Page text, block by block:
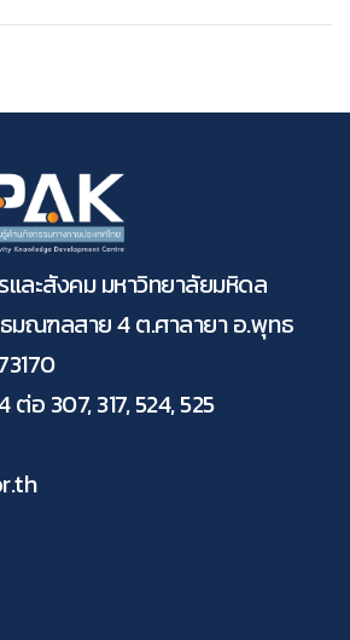
และสังคม มหาวิทยาลัยมหิดล
มณฑลสาย 4 ต.ศาลายา อ.พุทธ
อ 307, 317, 524, 525